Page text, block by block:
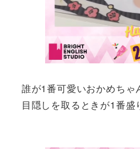
誰が1番可愛いおかめちゃ
目隠しを取るときが1番盛